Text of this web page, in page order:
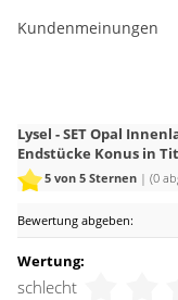
Kundenmeinungen
Lysel - SET Opal
Endstücke Konus in
5von 5 Sternen | (0
Bewertung abgeben:
Wertung:
schlecht